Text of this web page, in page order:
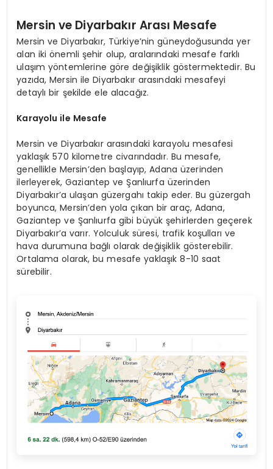
Mersin ve Diyarbakır Arası Mesafe
Mersin ve Diyarbakır, Türkiye’nin güneydoğusunda yer
alan iki önemli şehir olup, aralarındaki mesafe farklı
ulaşım yöntemlerine göre değişiklik göstermektedir. Bu
yazıda, Mersin ile Diyarbakır arasındaki mesafeyi
detaylı bir şekilde ele alacağız.
Karayolu ile Mesafe
Mersin ve Diyarbakır arasındaki karayolu mesafesi
yaklaşık 570 kilometre civarındadır. Bu mesafe,
genellikle Mersin’den başlayıp, Adana üzerinden
ilerleyerek, Gaziantep ve Şanlıurfa üzerinden
Diyarbakır’a ulaşan güzergahı takip eder. Bu güzergah
boyunca, Mersin’den yola çıkan bir araç, Adana,
Gaziantep ve Şanlıurfa gibi büyük şehirlerden geçerek
Diyarbakır’a varır. Yolculuk süresi, trafik koşulları ve
hava durumuna bağlı olarak değişiklik gösterebilir.
Ortalama olarak, bu mesafe yaklaşık 8-10 saat
sürebilir.